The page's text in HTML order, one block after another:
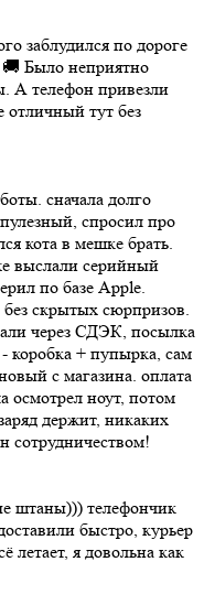
заблудился по дороге
🚚 Было неприятно
А телефон привезли
отличный тут без
сначала долго
спросил про
кота в мешке брать.
выслали серийный
по базе Apple.
скрытых сюрпризов.
через СДЭК, посылка
коробка + пупырка, сам
с магазина. оплата
осмотрел ноут, потом
держит, никаких
сотрудничеством!
штаны))) телефончик
быстро, курьер
летает, я довольна как